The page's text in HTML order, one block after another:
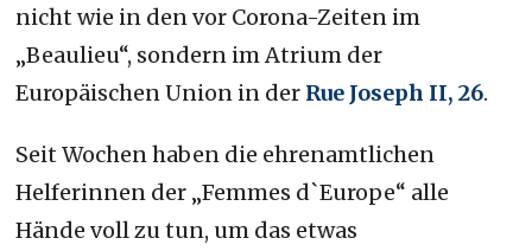
nicht wie in den vor Corona-Zeiten im
„Beaulieu“, sondern im Atrium der
Europäischen Union in der Rue Joseph II, 26.
Seit Wochen haben die ehrenamtlichen
Helferinnen der „Femmes d`Europe“ alle
Hände voll zu tun, um das etwas